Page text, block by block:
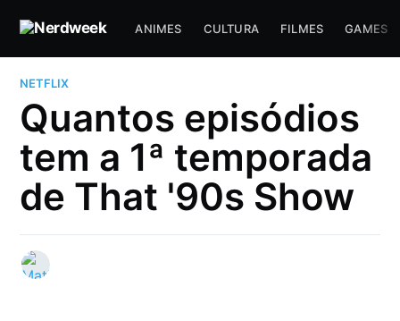
ANIMES CULTURA FILMES GAMES
NETFLIX
Quantos episódios
tem a 1ª temporada
de That '90s Show